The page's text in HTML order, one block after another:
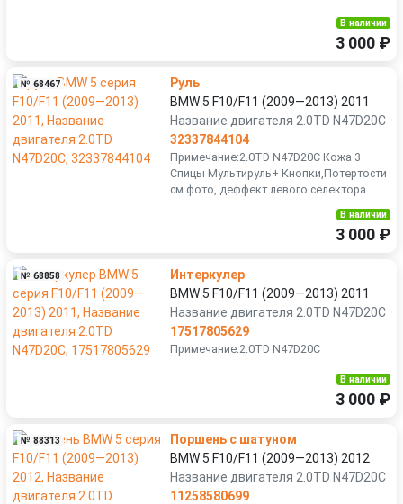
В наличии
3 000 ₽
№ 68467
Руль
BMW 5 F10/F11 (2009—2013) 2011
Название двигателя 2.0TD N47D20C
32337844104
Примечание:2.0TD N47D20C Кожа 3
Спицы Мультируль+ Кнопки,Потертости
см.фото, деффект левого селектора
В наличии
3 000 ₽
№ 68858
Интеркулер
BMW 5 F10/F11 (2009—2013) 2011
Название двигателя 2.0TD N47D20C
17517805629
Примечание:2.0TD N47D20C
В наличии
3 000 ₽
№ 88313
Поршень с шатуном
BMW 5 F10/F11 (2009—2013) 2012
Название двигателя 2.0TD N47D20C
11258580699